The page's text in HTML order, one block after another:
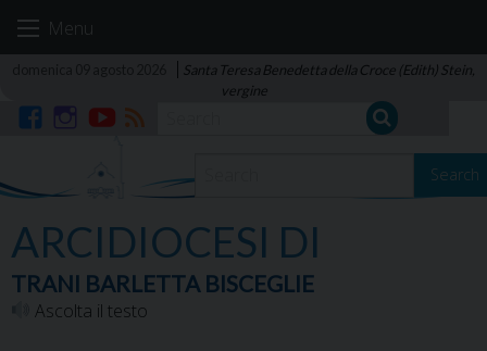
Menu
Santa Teresa Benedetta della Croce (Edith) Stein,
vergine
Search
ARCIDIOCESI DI
TRANI BARLETTA BISCEGLIE
Ascolta il testo